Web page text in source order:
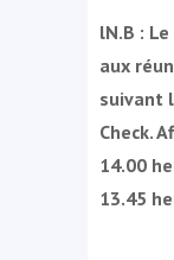
lN.B :
aux
suivant
Check.
14.00
13.45